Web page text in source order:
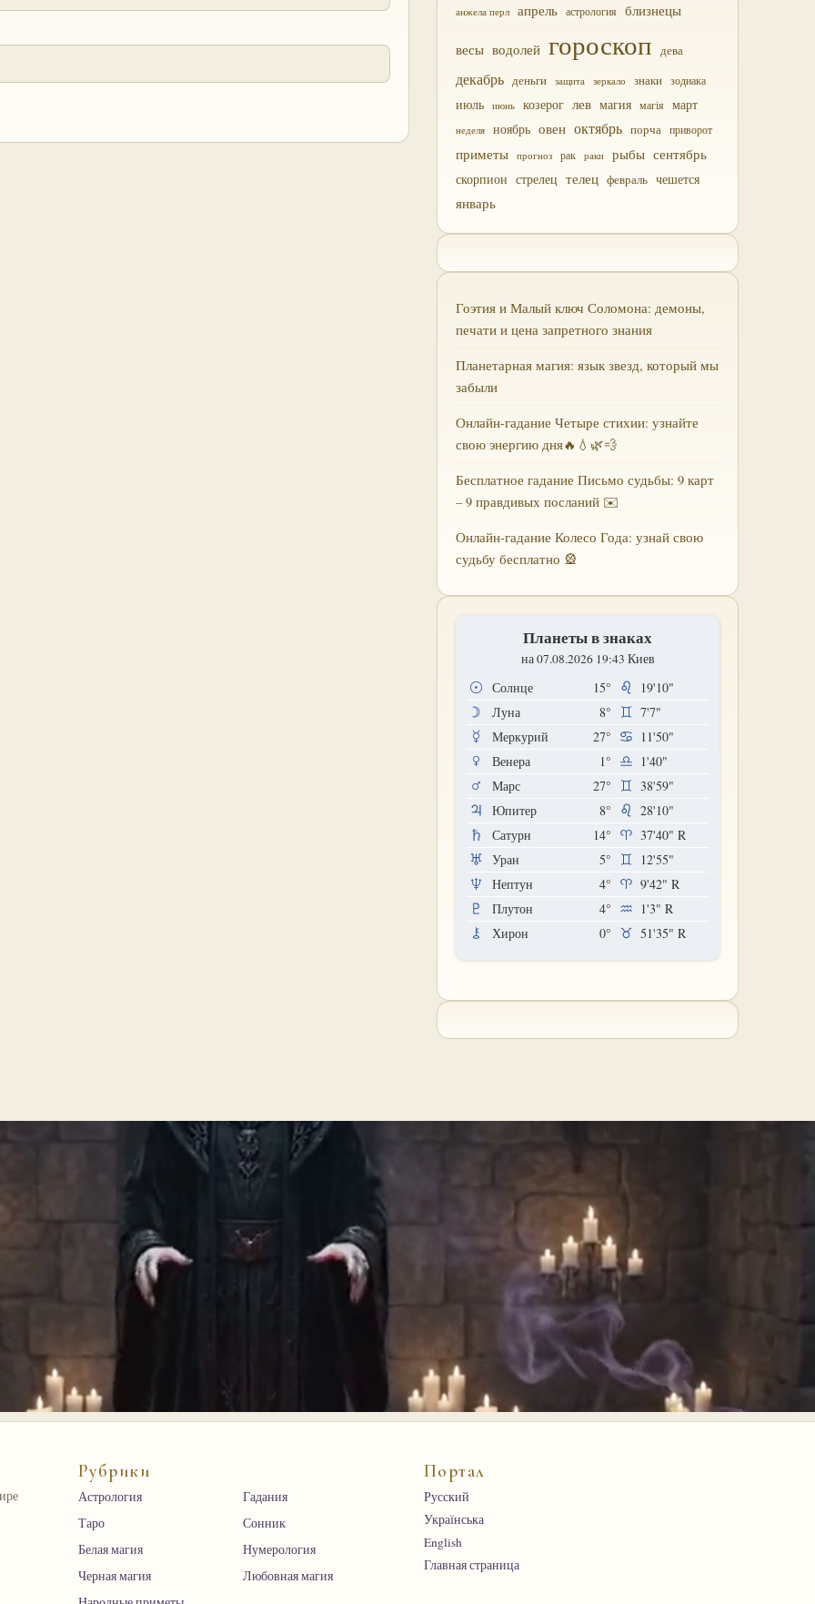
анжела перл апрель астрология близнецы
весы водолей гороскоп дева
декабрь деньги защита зеркало знаки зодиака
июль июнь козерог лев магия магія март
неделя ноябрь овен октябрь порча приворот
приметы прогноз рак раки рыбы сентябрь
скорпион стрелец телец февраль чешется
январь
Гоэтия и Малый ключ Соломона: демоны,
печати и цена запретного знания
Планетарная магия: язык звезд, который мы
забыли
Онлайн-гадание Четыре стихии: узнайте
свою энергию дня🔥💧🌿💨
Бесплатное гадание Письмо судьбы: 9 карт
– 9 правдивых посланий ✉️
Онлайн-гадание Колесо Года: узнай свою
судьбу бесплатно 🎡
Планеты в знаках
на 07.08.2026 19:43 Киев
Солнце 15°
19'10"
Луна
8°
7'7"
Меркурий
27°
11'50"
Венера
1°
1'40"
Марс
27°
38'59"
Юпитер
8°
28'10"
Сатурн
14° 37'40" R
Уран
5°
12'55"
Нептун
4° 9'42" R
Плутон
4° 1'3" R
Хирон
0° 51'35" R
Рубрики
Астрология
Гадания
Таро
Сонник
Белая магия
Нумерология
Черная магия
Любовная магия
Портал
Русский
Українська
English
Главная страница